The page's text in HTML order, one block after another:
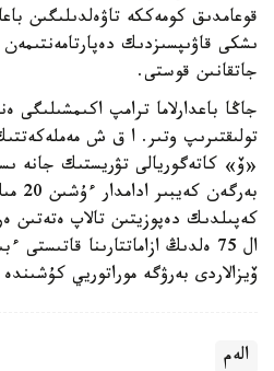
قوعامدىق كومەككە تاۋەلدىلىگىن
ىشكى قاۋىپسىزدىك
جاتقانىن قوستى.
جاڭا باعدارلاما ترامپ اكىمشىلىگى
تولىقتىرىپ وتىر. ا ق ش
«ۆ» كاتەگوريالى تۋريستىك جانە
كەپىلدىك دەپوزيتىن تالاپ ەتەتىن
ال 75 ەلدىڭ ازاماتتارىنا
ۆيزالاردى بەرۋگە موراتوريي
الەم